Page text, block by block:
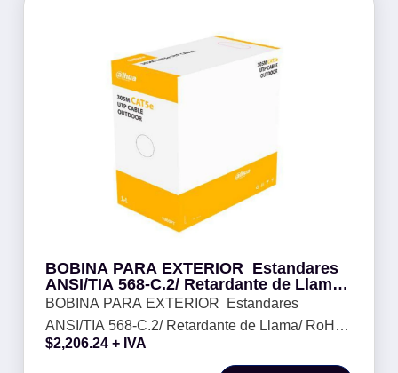
BOBINA PARA EXTERIOR Estandares
ANSI/TIA 568-C.2/ Retardante de Llama/
RoHS/ -
BOBINA PARA EXTERIOR Estandares
ANSI/TIA 568-C.2/ Retardante de Llama/ RoHS/
-
$2,206.24 + IVA